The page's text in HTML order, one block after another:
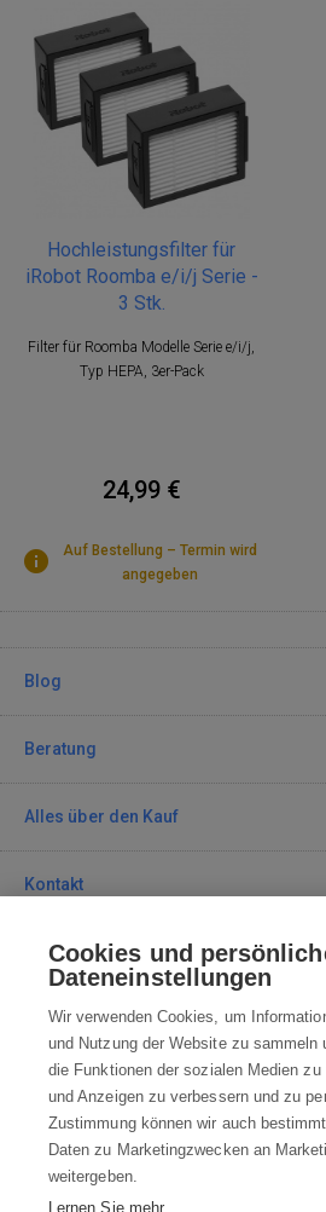
Hochleistungsfilter für
iRobot Roomba e/i/j Serie -
3 Stk.
Filter für Roomba Modelle Serie e/i/j,
Typ HEPA, 3er-Pack
24,99 €
Auf Bestellung – Termin wird
angegeben
Blog
Beratung
Alles über den Kauf
Kontakt
Kontaktieren Sie uns
info@robotworld.at
+49 25 197 159 962 Mo-Fr
ALLE KONTAKTE
Cookies und
Dateneinstellungen
Wir verwenden Cookies, um
und Nutzung der Website zu sammeln
die Funktionen der sozialen Medien
und Anzeigen zu verbessern und zu
Zustimmung können wir auch
Daten zu Marketingzwecken an
weitergeben.
Lernen Sie mehr